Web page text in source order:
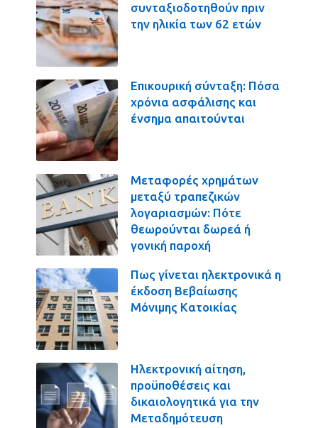
συνταξιοδοτηθούν πριν
την ηλικία των 62 ετών
Επικουρική σύνταξη: Πόσα
χρόνια ασφάλισης και
ένσημα απαιτούνται
Μεταφορές χρημάτων
μεταξύ τραπεζικών
λογαριασμών: Πότε
θεωρούνται δωρεά ή
γονική παροχή
Πως γίνεται ηλεκτρονικά η
έκδοση Βεβαίωσης
Μόνιμης Κατοικίας
Ηλεκτρονική αίτηση,
προϋποθέσεις και
δικαιολογητικά για την
Μεταδημότευση